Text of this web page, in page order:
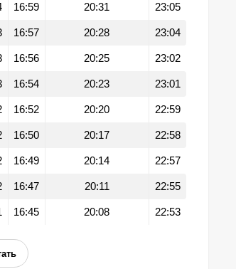
16:59 20:31 23:05
16:57 20:28 23:04
16:56 20:25 23:02
16:54 20:23 23:01
16:52 20:20 22:59
16:50 20:17 22:58
16:49 20:14 22:57
16:47 20:11 22:55
16:45 20:08 22:53